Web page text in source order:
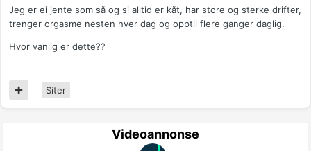
Jeg er ei jente som så og si alltid er kåt, har store og sterke drifter,
trenger orgasme nesten hver dag og opptil flere ganger daglig.
Hvor vanlig er dette??
Siter
Videoannonse